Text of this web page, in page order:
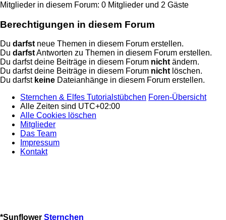
Mitglieder in diesem Forum: 0 Mitglieder und 2 Gäste
Berechtigungen in diesem Forum
Du darfstneue Themen in diesem Forum erstellen.
Du darfstAntworten zu Themen in diesem Forum erstellen.
Du darfst deine Beiträge in diesem Forum nichtändern.
Du darfst deine Beiträge in diesem Forum nichtlöschen.
Du darfst keine Dateianhänge in diesem Forum erstellen.
Sternchen & Elfes Tutorialstübchen Foren-Übersicht
Alle Zeiten sind UTC+02:00
Alle Cookies löschen
Mitglieder
Das Team
Impressum
Kontakt
*Sunflower Sternchen